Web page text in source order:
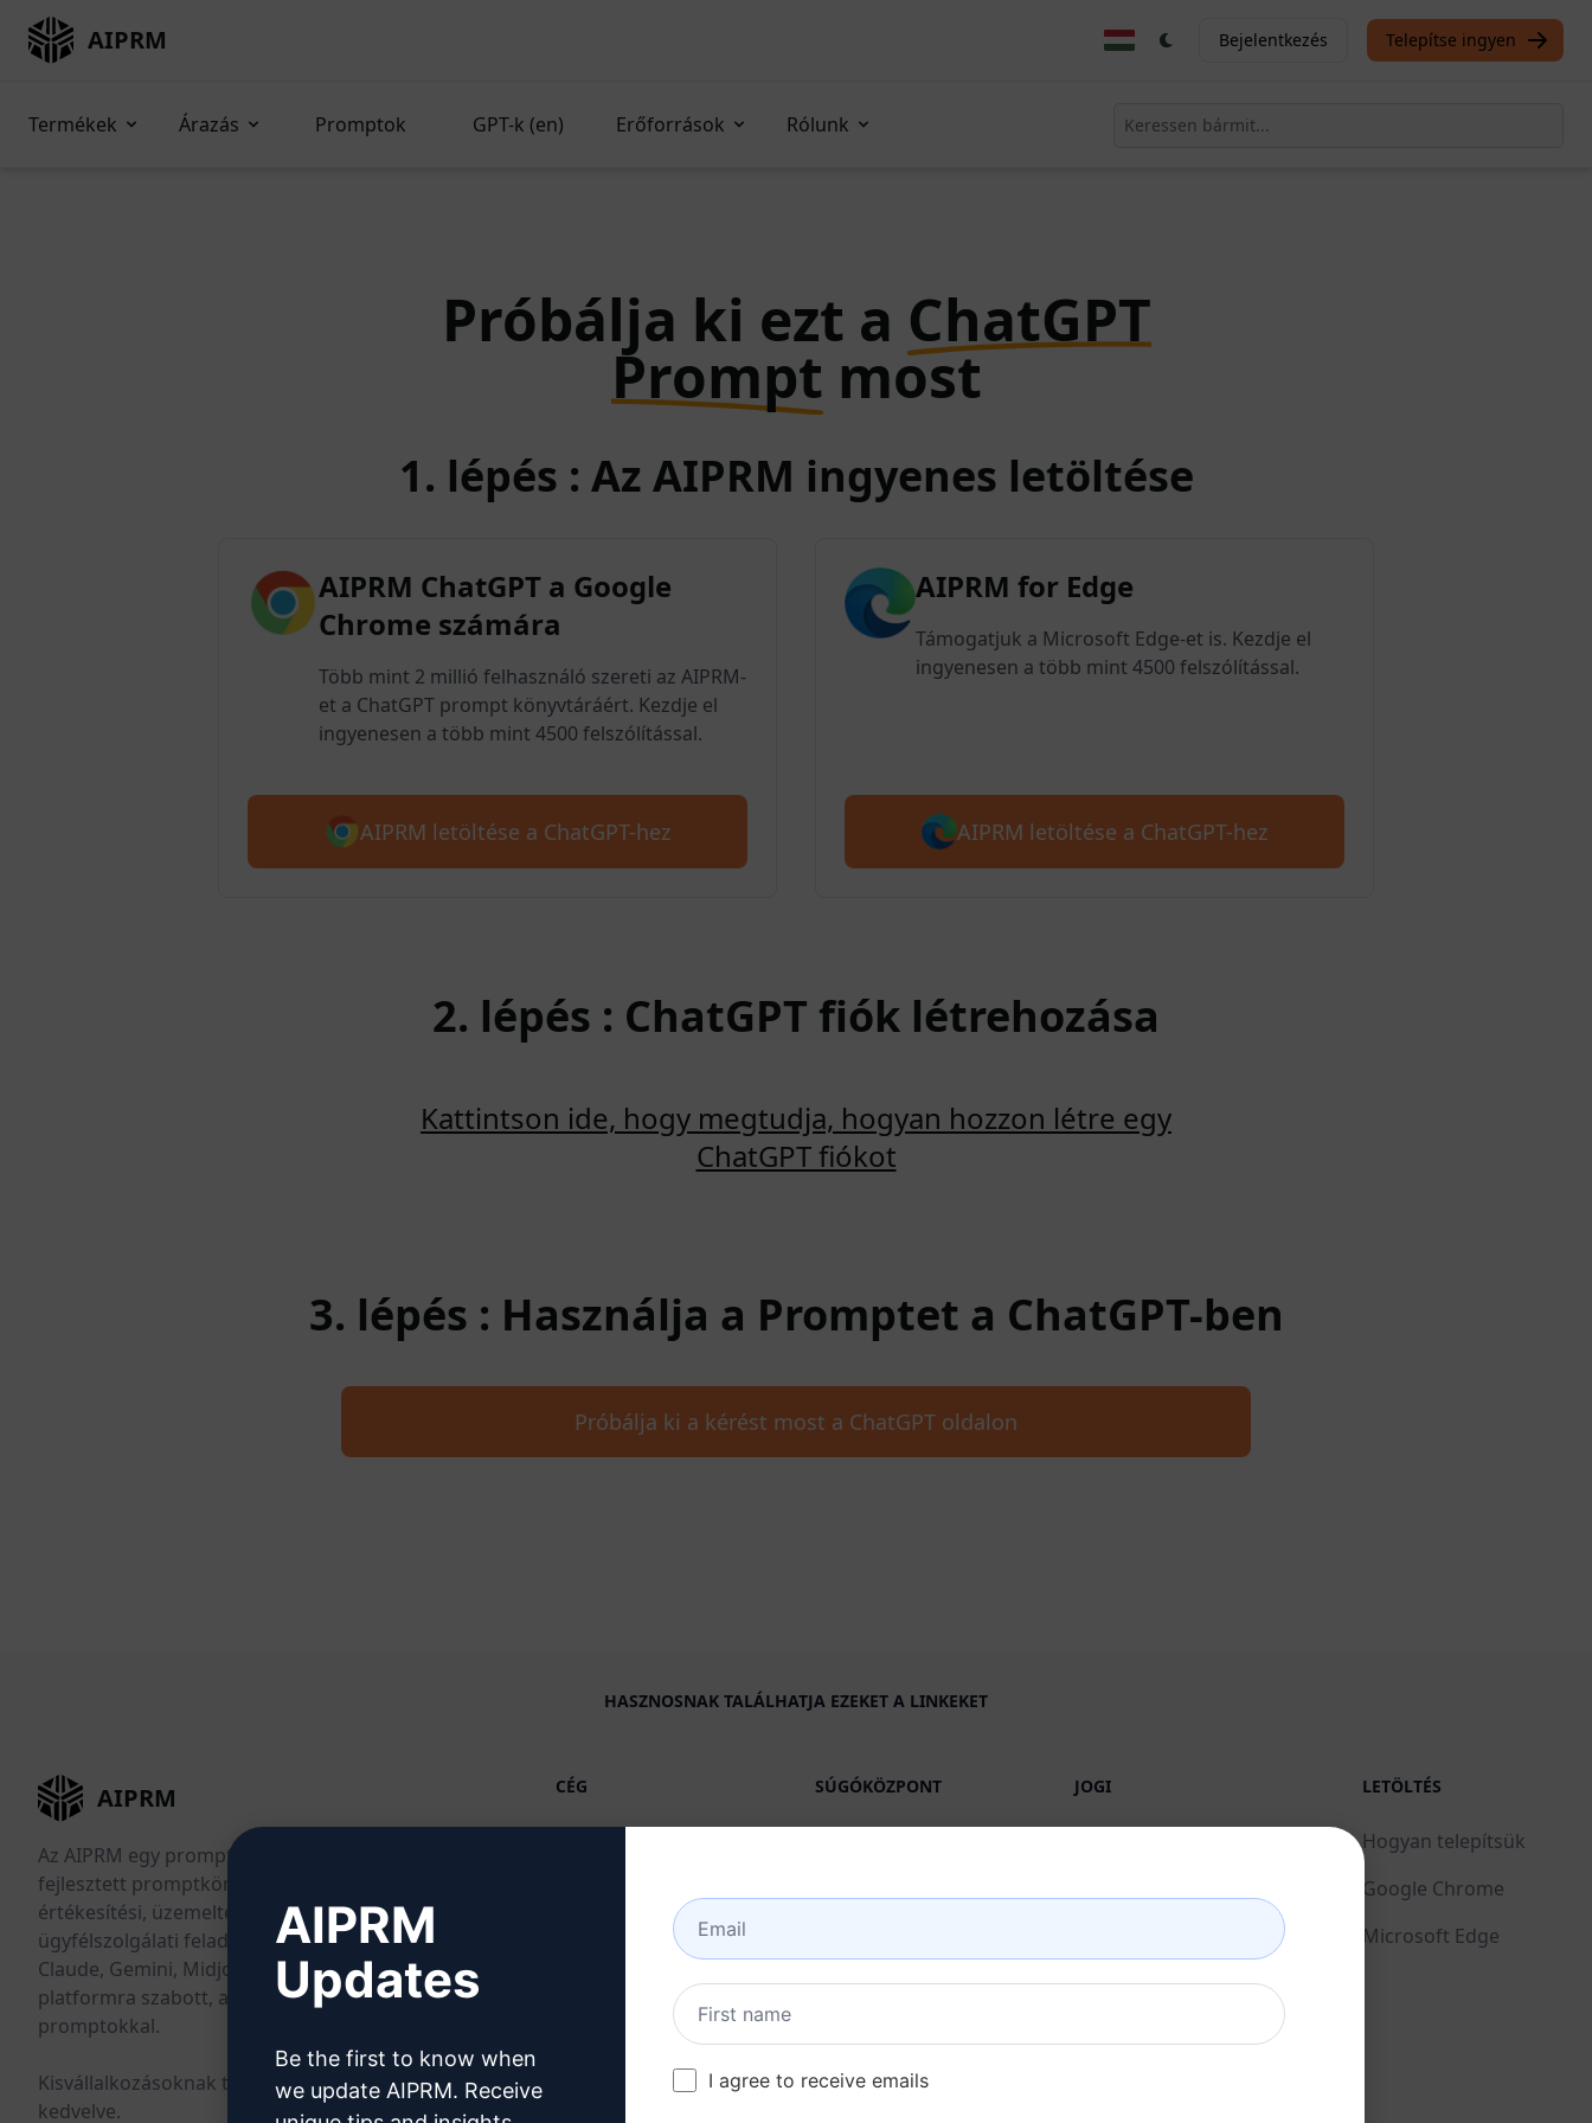
AIPRM Bejelentkezés Telepítse ingyen
Termékek Árazás Promptok GPT-k (en) Erőforrások Rólunk
Próbálja ki ezt a ChatGPT
Prompt most
1. lépés : Az AIPRM ingyenes letöltése
AIPRM ChatGPT a Google
Chrome számára
Több mint 2 millió felhasználó szereti az AIPRM-
et a ChatGPT prompt könyvtáráért. Kezdje el
ingyenesen a több mint 4500 felszólítással.
AIPRM letöltése a ChatGPT-hez
AIPRM for Edge
Támogatjuk a Microsoft Edge-et is. Kezdje el
ingyenesen a több mint 4500 felszólítással.
AIPRM letöltése a ChatGPT-hez
2. lépés : ChatGPT fiók létrehozása
Kattintson ide, hogy megtudja, hogyan hozzon létre egy
ChatGPT fiókot
3. lépés : Használja a Promptet a ChatGPT-ben
Próbálja ki a kérést most a ChatGPT oldalon
HASZNOSNAK TALÁLHATJA EZEKET A LINKEKET
AIPRM
Az AIPRM egy promptkezelő eszköz és közösség által
fejlesztett promptkönyvtár. Teljesítsen marketing-,
értékesítési, üzemeltetési, produktivitási és
ügyfélszolgálati feladatokat percek alatt a ChatGPT,
Claude, Gemini, Midjourney, GPT Image és sok más
platformra szabott, azonnal használható
promptokkal.
Kisvállalkozásoknak tervezve. Nagyvállalatok által
kedvelve.
CÉG
Generatív mesterséges
SÚGÓKÖZPONT
Állapot (en)
JOGI
Elfogadható használati
Használati feltételek
LETÖLTÉS
Hogyan telepítsük
Google Chrome
Microsoft Edge
AIPRM
Updates
Be the first to know when
we update AIPRM. Receive
I agree to receive emails